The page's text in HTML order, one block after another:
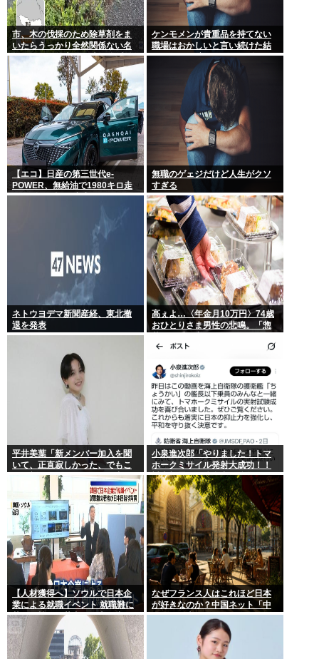
市、木の伐採のため除草剤をま
いたらうっかり全然関係ない名
物イチョウ並木道54本を全滅さ
せてしまう(・ω<)
ケンモメンが貴重品を持てない
職場はおかしいと言い続けた結
果 ルールが変わり始めた件
【エコ】日産の第三世代e-
POWER、無給油で1980キロ走
ってギネス記録達成
無職のゲェジだけど人生がクソ
すぎる
ネトウヨデマ新聞産経、東北撤
退を発表
高ぇよ…〈年金月10万円〉74歳
おひとりさま男性の悲鳴。「惣
平井美葉「新メンバー加入を聞
いて、正直寂しかった、でもこ
れが新しいビヨなんだと、寂し
さを受け止めるこ
小泉進次郎「やりました！トマ
ホークミサイル発射大成功！！
対中朝露への防衛力を強化して
ますw」
【人材獲得へ】ソウルで日本企
業による就職イベント 就職難に
苦しむ韓国の若者が日本に注目
なぜフランス人はこれほど日本
が好きなのか？中国ネット「中
国人も日本が好き」